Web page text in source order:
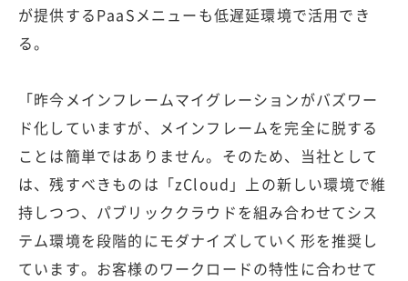
が提供するPaaSメニューも低遅延環境で活用でき
る。
「昨今メインフレームマイグレーションがバズワー
ド化していますが、メインフレームを完全に脱する
ことは簡単ではありません。そのため、当社として
は、残すべきものは「zCloud」上の新しい環境で維
持しつつ、パブリッククラウドを組み合わせてシス
テム環境を段階的にモダナイズしていく形を推奨し
ています。お客様のワークロードの特性に合わせて